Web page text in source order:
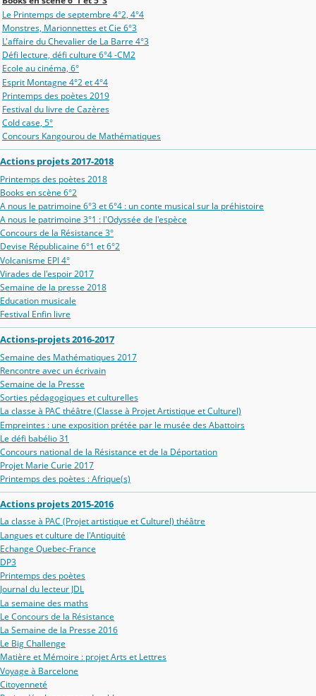
Le Printemps de septembre 4°2, 4°4
Monstres, Marionnettes et Cie 6°3
L'affaire du Chevalier de La Barre 4°3
Défi lecture, défi culture 6°4 -CM2
Ecole au cinéma, 6°
Esprit Montagne 4°2 et 4°4
Printemps des poètes 2019
Festival du livre de Cazères
Cold case, 5°
Concours Kangourou de Mathématiques
Actions projets 2017-2018
Printemps des poètes 2018
Books en scène 6°2
A nous le patrimoine 6°3 et 6°4 : un conte musical sur la préhistoire
A nous le patrimoine 3°1 : l'Odyssée de l'espèce
Concours de la Résistance 3°
Devise Républicaine 6°1 et 6°2
Volcanisme EPI 4°
Virades de l'espoir 2017
Semaine de la presse 2018
Education musicale
Festival Enfin livre
Actions-projets 2016-2017
Semaine des Mathématiques 2017
Rencontre avec un écrivain
Semaine de la Presse
Sorties pédagogiques et culturelles
La classe à PAC théâtre (Classe à Projet Artistique et Culturel)
Empreintes : une exposition prétée par le musée des Abattoirs
Le défi babélio 31
Concours national de la Résistance et de la Déportation
Projet Marie Curie 2017
Printemps des poètes : Afrique(s)
Actions projets 2015-2016
La classe à PAC (Projet artistique et Culturel) théâtre
Langues et culture de l'Antiquité
Echange Quebec-France
DP3
Printemps des poètes
Journal du lecteur JDL
La semaine des maths
Le Concours de la Résistance
La Semaine de la Presse 2016
Le Big Challenge
Matière et Mémoire : projet Arts et Lettres
Voyage à Barcelone
Citoyenneté